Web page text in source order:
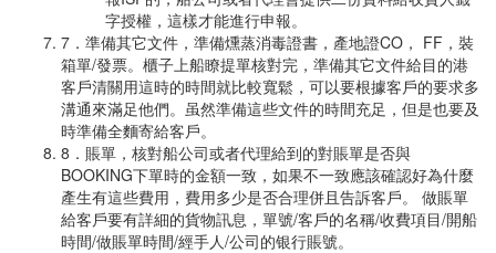
字授權，這樣才能進行申報。
7．準備其它文件，準備燻蒸消毒證書，產地證CO， FF，裝
箱單/發票。櫃子上船瞭提單核對完，準備其它文件給目的港
客戶清關用這時的時間就比較寬鬆，可以要根據客戶的要求多
溝通來滿足他們。虽然準備這些文件的時間充足，但是也要及
時準備全麵寄給客戶。
8．賬單，核對船公司或者代理給到的對賬單是否與
BOOKING下單時的金額一致，如果不一致應該確認好為什麼
產生有這些費用，費用多少是否合理併且告訴客戶。 做賬單
給客戶要有詳細的貨物訊息，單號/客戶的名稱/收費項目/開船
時間/做賬單時間/經手人/公司的银行賬號。